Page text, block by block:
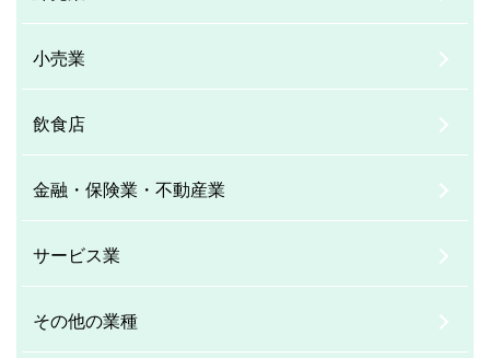
小売業
飲食店
金融・保険業・不動産業
サービス業
その他の業種